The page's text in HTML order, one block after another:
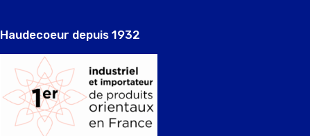
Haudecoeur depuis 1932